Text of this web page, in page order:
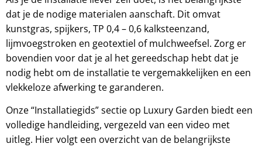
dat je de nodige materialen aanschaft. Dit omvat
kunstgras, spijkers, TP 0,4 – 0,6 kalksteenzand,
lijmvoegstroken en geotextiel of mulchweefsel. Zorg er
bovendien voor dat je al het gereedschap hebt dat je
nodig hebt om de installatie te vergemakkelijken en een
vlekkeloze afwerking te garanderen.
Onze “Installatiegids” sectie op Luxury Garden biedt een
volledige handleiding, vergezeld van een video met
uitleg. Hier volgt een overzicht van de belangrijkste